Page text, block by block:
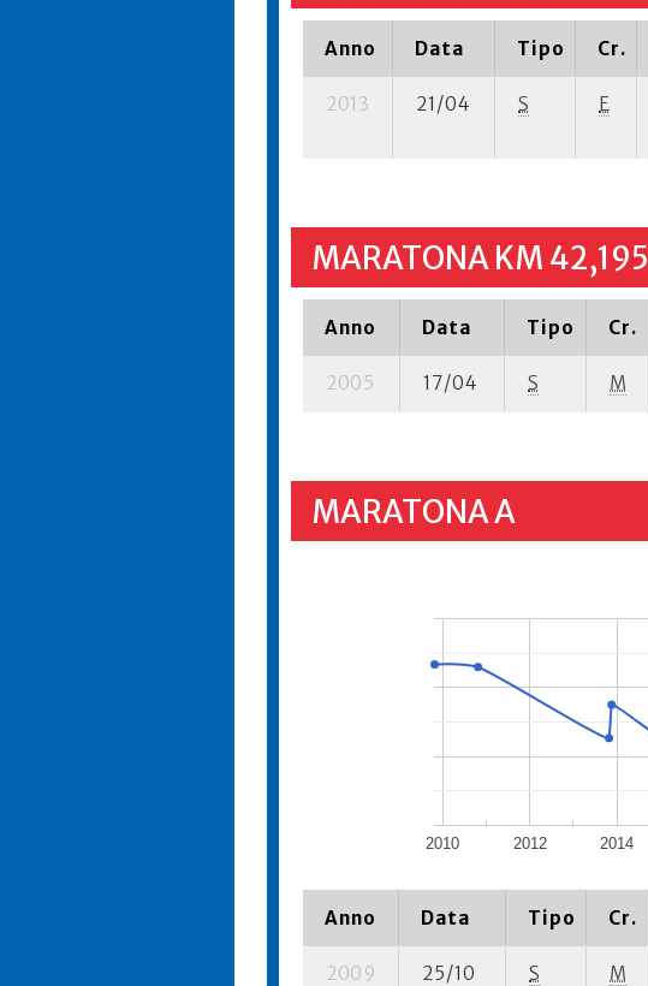
Anno Data Tipo Cr.
2013 21/04 S E
MARATONA KM 42,195
Anno Data Tipo Cr.
2005 17/04 S M
MARATONA A
2010 2012 2014
Anno Data Tipo Cr.
2009 25/10 S M